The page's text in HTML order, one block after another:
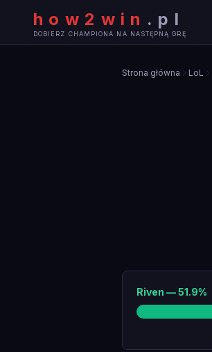
how2win . pl
DOBIERZ CHAMPIONA NA NASTĘPNĄ GRĘ
Strona główna LoL
Riven —51.9%